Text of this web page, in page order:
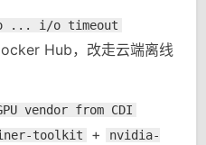
... i/o timeout
Hub，改走云端离线
vendor from CDI
toolkit + nvidia-